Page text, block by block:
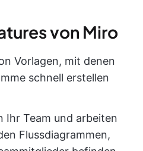
von Miro
Vorlagen, mit denen
schnell erstellen
Ihr Team und arbeiten
Flussdiagrammen,